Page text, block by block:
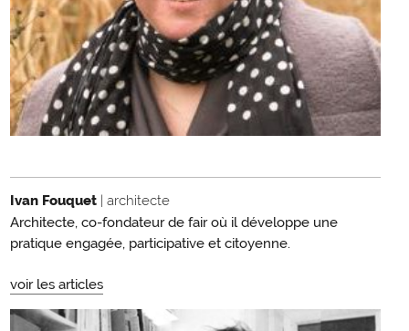
Ivan Fouquet | architecte
Architecte, co-fondateur de fair où il développe une
pratique engagée, participative et citoyenne.
voir les articles